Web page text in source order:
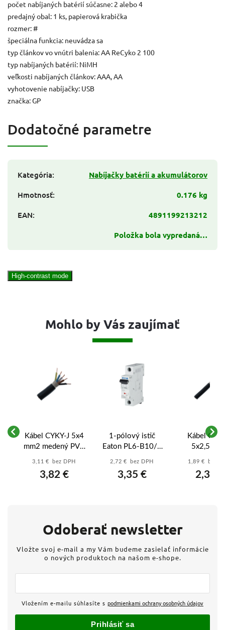
počet nabíjaných batérií súčasne: 2 alebo 4
predajný obal: 1 ks, papierová krabička
rozmer: #
špeciálna funkcia: neuvádza sa
typ článkov vo vnútri balenia: AA ReCyko 2 100
typ nabíjaných batérií: NiMH
veľkosti nabíjaných článkov: AAA, AA
vyhotovenie nabíjačky: USB
značka: GP
Dodatočné parametre
Kategória:
Nabíjačky batérií a akumulátorov
Hmotnosť:
0.176 kg
EAN:
4891199213212
Položka bola vypredaná…
High-contrast mode
Mohlo by Vás zaujímať
Kábel CYKY-J 5x4
mm2 medený PVC
čierny - 5-žilový
výkonné varné
3,11 € bez DPH
3,82 €
1-pólový istič
Eaton PL6-B10/1
10A B 6kA
Moeller
2,72 € bez DPH
3,35 €
Kábel
5x2,5
medený
prívod pre
1,89 € bez
2,33 €
Odoberať newsletter
Vložte svoj e-mail a my Vám budeme zasielať informácie
o nových produktoch na našom e-shope.
Vložením e-mailu súhlasíte s podmienkami ochrany osobných údajov
Prihlásiť sa